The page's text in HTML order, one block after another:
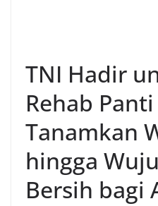
TNI Hadir
Rehab
Tanamkan
hingga
Bersih bagi